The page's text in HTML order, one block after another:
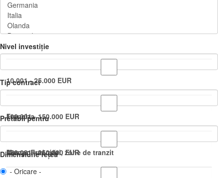
Nivel investiție
10.001 - 25.000 EUR
100.001 - 150.000 EUR
150.001 - 250.000 EUR
Tip contract
Franciza
Master Franciza
Pretabil pentru
Aeroporturi, gări, zone de tranzit
Dimensiune rețea
- Oricare -